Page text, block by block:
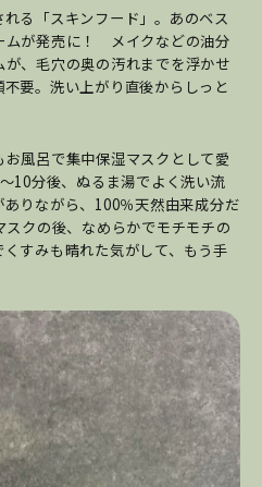
る「スキンフード」。あのベス
ムが発売に！ メイクなどの油分
、毛穴の奥の汚れまでを浮かせ
要。洗い上がり直後からしっと
風呂で集中保湿マスクとして愛
10分後、ぬるま湯でよく洗い流
りながら、100％天然由来成分だ
クの後、なめらかでモチモチの
すみも晴れた気がして、もう手